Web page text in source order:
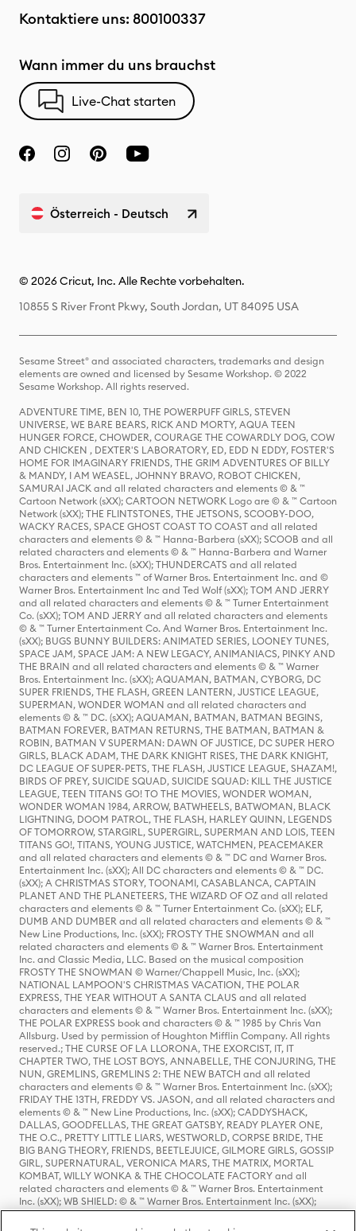
Kontaktiere uns: 800100337
Wann immer du uns brauchst
Live-Chat starten
Österreich - Deutsch
© 2026 Cricut, Inc. Alle Rechte vorbehalten.
10855 S River Front Pkwy, South Jordan, UT 84095 USA
Sesame Street® and associated characters, trademarks and design
elements are owned and licensed by Sesame Workshop. © 2022
Sesame Workshop. All rights reserved.
ADVENTURE TIME, BEN 10, THE POWERPUFF GIRLS, STEVEN
UNIVERSE, WE BARE BEARS, RICK AND MORTY, AQUA TEEN
HUNGER FORCE, CHOWDER, COURAGE THE COWARDLY DOG, COW
AND CHICKEN , DEXTER'S LABORATORY, ED, EDD N EDDY, FOSTER'S
HOME FOR IMAGINARY FRIENDS, THE GRIM ADVENTURES OF BILLY
& MANDY, I AM WEASEL, JOHNNY BRAVO, ROBOT CHICKEN,
SAMURAI JACK and all related characters and elements © & ™
Cartoon Network (sXX); CARTOON NETWORK Logo are © & ™ Cartoon
Network (sXX); THE FLINTSTONES, THE JETSONS, SCOOBY-DOO,
WACKY RACES, SPACE GHOST COAST TO COAST and all related
characters and elements © & ™ Hanna-Barbera (sXX); SCOOB and all
related characters and elements © & ™ Hanna-Barbera and Warner
Bros. Entertainment Inc. (sXX); THUNDERCATS and all related
characters and elements ™ of Warner Bros. Entertainment Inc. and ©
Warner Bros. Entertainment Inc and Ted Wolf (sXX); TOM AND JERRY
and all related characters and elements © & ™ Turner Entertainment
Co. (sXX); TOM AND JERRY and all related characters and elements
© & ™ Turner Entertainment Co. And Warner Bros. Entertainment Inc.
(sXX); BUGS BUNNY BUILDERS: ANIMATED SERIES, LOONEY TUNES,
SPACE JAM, SPACE JAM: A NEW LEGACY, ANIMANIACS, PINKY AND
THE BRAIN and all related characters and elements © & ™ Warner
Bros. Entertainment Inc. (sXX); AQUAMAN, BATMAN, CYBORG, DC
SUPER FRIENDS, THE FLASH, GREEN LANTERN, JUSTICE LEAGUE,
SUPERMAN, WONDER WOMAN and all related characters and
elements © & ™ DC. (sXX); AQUAMAN, BATMAN, BATMAN BEGINS,
BATMAN FOREVER, BATMAN RETURNS, THE BATMAN, BATMAN &
ROBIN, BATMAN V SUPERMAN: DAWN OF JUSTICE, DC SUPER HERO
GIRLS, BLACK ADAM, THE DARK KNIGHT RISES, THE DARK KNIGHT,
DC LEAGUE OF SUPER-PETS, THE FLASH, JUSTICE LEAGUE, SHAZAM!,
BIRDS OF PREY, SUICIDE SQUAD, SUICIDE SQUAD: KILL THE JUSTICE
LEAGUE, TEEN TITANS GO! TO THE MOVIES, WONDER WOMAN,
WONDER WOMAN 1984, ARROW, BATWHEELS, BATWOMAN, BLACK
LIGHTNING, DOOM PATROL, THE FLASH, HARLEY QUINN, LEGENDS
OF TOMORROW, STARGIRL, SUPERGIRL, SUPERMAN AND LOIS, TEEN
TITANS GO!, TITANS, YOUNG JUSTICE, WATCHMEN, PEACEMAKER
and all related characters and elements © & ™ DC and Warner Bros.
Entertainment Inc. (sXX); All DC characters and elements © & ™ DC.
(sXX); A CHRISTMAS STORY, TOONAMI, CASABLANCA, CAPTAIN
PLANET AND THE PLANETEERS, THE WIZARD OF OZ and all related
characters and elements © & ™ Turner Entertainment Co. (sXX); ELF,
DUMB AND DUMBER and all related characters and elements © & ™
New Line Productions, Inc. (sXX); FROSTY THE SNOWMAN and all
related characters and elements © & ™ Warner Bros. Entertainment
Inc. and Classic Media, LLC. Based on the musical composition
FROSTY THE SNOWMAN © Warner/Chappell Music, Inc. (sXX);
NATIONAL LAMPOON'S CHRISTMAS VACATION, THE POLAR
EXPRESS, THE YEAR WITHOUT A SANTA CLAUS and all related
characters and elements © & ™ Warner Bros. Entertainment Inc. (sXX);
THE POLAR EXPRESS book and characters © & ™ 1985 by Chris Van
Allsburg. Used by permission of Houghton Mifflin Company. All rights
reserved.; THE CURSE OF LA LLORONA, THE EXORCIST, IT, IT
CHAPTER TWO, THE LOST BOYS, ANNABELLE, THE CONJURING, THE
NUN, GREMLINS, GREMLINS 2: THE NEW BATCH and all related
characters and elements © & ™ Warner Bros. Entertainment Inc. (sXX);
FRIDAY THE 13TH, FREDDY VS. JASON, and all related characters and
elements © & ™ New Line Productions, Inc. (sXX); CADDYSHACK,
DALLAS, GOODFELLAS, THE GREAT GATSBY, READY PLAYER ONE,
THE O.C., PRETTY LITTLE LIARS, WESTWORLD, CORPSE BRIDE, THE
BIG BANG THEORY, FRIENDS, BEETLEJUICE, GILMORE GIRLS, GOSSIP
GIRL, SUPERNATURAL, VERONICA MARS, THE MATRIX, MORTAL
KOMBAT, WILLY WONKA & THE CHOCOLATE FACTORY and all
related characters and elements © & ™ Warner Bros. Entertainment
Inc. (sXX); WB SHIELD: © & ™ Warner Bros. Entertainment Inc. (sXX);
HOUSE OF THE DRAGON, GAME OF THRONES, and all related
characters and elements © & ™ Home Box Office, Inc. (sXX); CHILLING